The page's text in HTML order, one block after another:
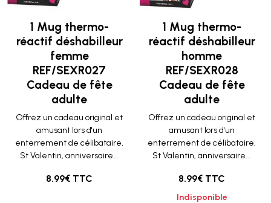
1 Mug thermo-
réactif déshabilleur
femme
REF/SEXR027
Cadeau de fête
adulte
Offrez un cadeau original et
amusant lors d'un
enterrement de célibataire,
St Valentin, anniversaire...
8.99€ TTC
1 Mug thermo-
réactif déshabilleur
homme
REF/SEXR028
Cadeau de fête
adulte
Offrez un cadeau original et
amusant lors d'un
enterrement de célibataire,
St Valentin, anniversaire...
8.99€ TTC
Indisponible